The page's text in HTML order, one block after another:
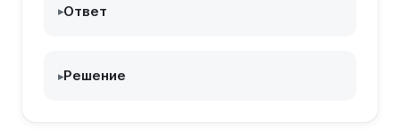
▸Ответ
▸Решение